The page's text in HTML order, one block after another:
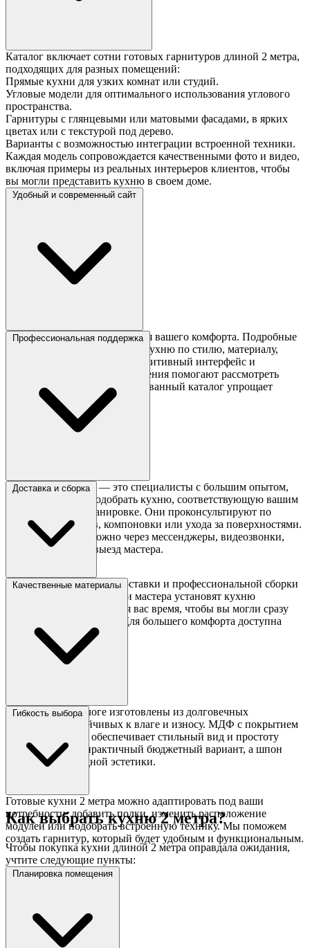
Каталог включает сотни готовых гарнитуров длиной 2 метра,
подходящих для разных помещений:
Прямые кухни для узких комнат или студий.
Угловые модели для оптимального использования углового
пространства.
Гарнитуры с глянцевыми или матовыми фасадами, в ярких
цветах или с текстурой под дерево.
Варианты с возможностью интеграции встроенной техники.
Каждая модель сопровождается качественными фото и видео,
включая примеры из реальных интерьеров клиентов, чтобы
вы могли представить кухню в своем доме.
Удобный и современный сайт
Сайт Сборкина разработан для вашего комфорта. Подробные
фильтры позволяют выбрать кухню по стилю, материалу,
цвету, размеру или цене. Интуитивный интерфейс и
высококачественные изображения помогают рассмотреть
каждую деталь, а структурированный каталог упрощает
Профессиональная поддержка
Команда Сборкина — это специалисты с большим опытом,
которые помогут подобрать кухню, соответствующую вашим
потребностям и планировке. Они проконсультируют по
выбору материалов, компоновки или ухода за поверхностями.
Связаться с нами можно через мессенджеры, видеозвонки,
почту или заказав выезд мастера.
Доставка и сборка
Мы предлагаем услуги доставки и профессиональной сборки
в Москве и области. Наши мастера установят кухню
аккуратно и в удобное для вас время, чтобы вы могли сразу
начать ею пользоваться. Для большего комфорта доступна
покупка в рассрочку.
Качественные материалы
Все кухни в каталоге изготовлены из долговечных
материалов, устойчивых к влаге и износу. МДФ с покрытием
эмалью или ПВХ обеспечивает стильный вид и простоту
ухода, ЛДСП — практичный бюджетный вариант, а шпон
добавляет природной эстетики.
Гибкость выбора
Готовые кухни 2 метра можно адаптировать под ваши
потребности: добавить полки, изменить расположение
модулей или подобрать встроенную технику. Мы поможем
создать гарнитур, который будет удобным и функциональным.
Как выбрать кухню 2 метра?
Чтобы покупка кухни длиной 2 метра оправдала ожидания,
учтите следующие пункты:
Планировка помещения